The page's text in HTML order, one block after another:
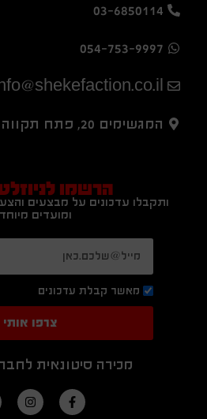
03-6850114
054-753-9997
המגשימים 20, פתח תקווה
הרשמו
ותקבלו עדכונים על מבצעים
ומועדים
מאשר קבלת עדכונים
צרפו אותי
מכירה סיטונאית